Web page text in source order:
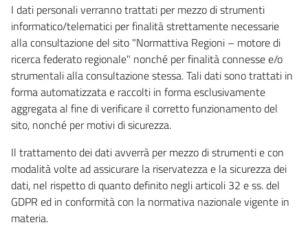
I dati personali verranno trattati per mezzo di strumenti
informatico/telematici per finalità strettamente necessarie
alla consultazione del sito "Normattiva Regioni – motore di
ricerca federato regionale" nonché per finalità connesse e/o
strumentali alla consultazione stessa. Tali dati sono trattati in
forma automatizzata e raccolti in forma esclusivamente
aggregata al fine di verificare il corretto funzionamento del
sito, nonché per motivi di sicurezza.
Il trattamento dei dati avverrà per mezzo di strumenti e con
modalità volte ad assicurare la riservatezza e la sicurezza dei
dati, nel rispetto di quanto definito negli articoli 32 e ss. del
GDPR ed in conformità con la normativa nazionale vigente in
materia.